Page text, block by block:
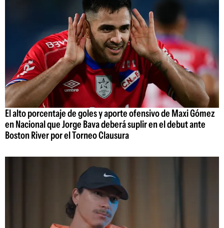
El alto porcentaje de goles y aporte ofensivo de Maxi Gómez
en Nacional que Jorge Bava deberá suplir en el debut ante
Boston River por el Torneo Clausura